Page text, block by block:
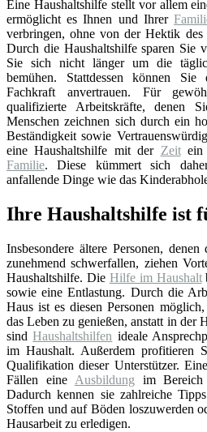
Eine Haushaltshilfe stellt vor allem
ermöglicht es Ihnen und Ihrer
verbringen, ohne von der Hektik
Durch die Haushaltshilfe sparen Sie
Sie sich nicht länger um die
bemühen. Stattdessen können
Fachkraft anvertrauen. Für
qualifizierte Arbeitskräfte, denen
Menschen zeichnen sich durch ein
Beständigkeit sowie
eine Haushaltshilfe mit der Zeitein
Familie. Diese kümmert sich
anfallende Dinge wie das
Ihre Haushaltshilfe ist
Insbesondere ältere Personen,
zunehmend schwerfallen, ziehen
Haushaltshilfe. Die Hilfe im Haushalt
sowie eine Entlastung. Durch die
Haus ist es diesen Personen
das Leben zu genießen, anstatt in der
sindHaushaltshilfen ideale
im Haushalt. Außerdem profitieren
Qualifikation dieser Unterstützer.
Fällen eine Ausbildung im Bereich
Dadurch kennen sie zahlreiche
Stoffen und auf Böden loszuwerden
Hausarbeit zu erledigen.